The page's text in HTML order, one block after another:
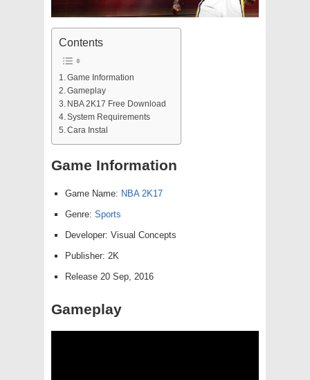
Contents
Game Information
Gameplay
NBA 2K17 Free Download
System Requirements
Cara Instal
Game Information
Game Name: NBA 2K17
Genre: Sports
Developer: Visual Concepts
Publisher: 2K
Release 20 Sep, 2016
Gameplay